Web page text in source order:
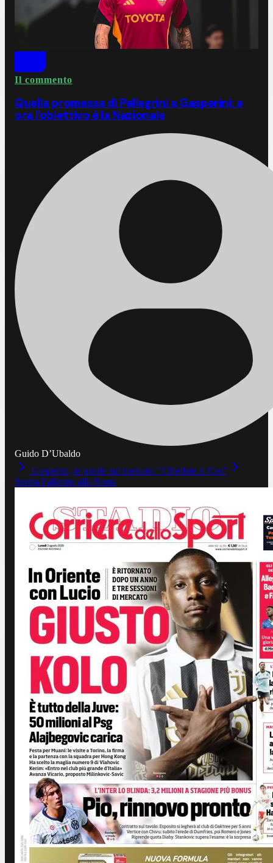
Il commento
Quella promessa di Pellegrini a Gasperini: e
ora l'obiettivo è la Nazionale
Guido D’Ubaldo
Gasperini, le parole sul mercato: "Chiedete al Ceo"
Suona l’allarme alla Roma